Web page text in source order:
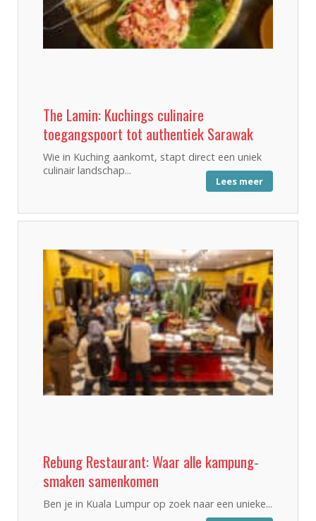
The Lamin: Kuchings culinaire
toegangspoort tot authentiek Sarawak
Wie in Kuching aankomt, stapt direct een uniek
culinair landschap...
Lees meer
Rebung Restaurant: Waar alle kampung-
smaken samenkomen
Ben je in Kuala Lumpur op zoek naar een unieke...